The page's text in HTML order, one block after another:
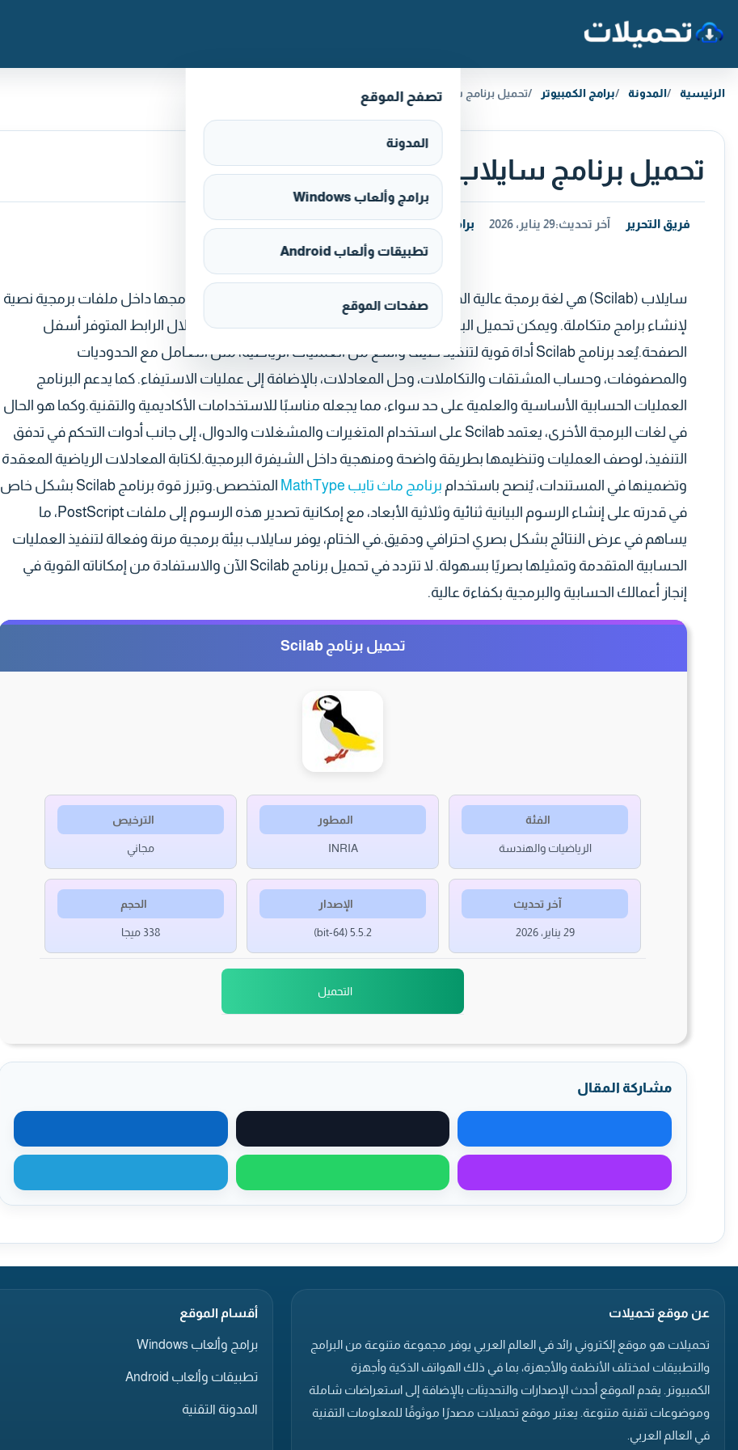
تصفح الموقع
المدونة
برامج وألعاب Windows
تطبيقات وألعاب Android
صفحات الموقع
الرئيسية المدونة برامج الكمبيوتر تحميل برنامج سايلاب Scilab للكمبيوتر مجانا
تحميل برنامج سايلاب Scilab للكمبيوتر مجانا
فريق التحرير آخر تحديث:29 يناير، 2026 برامج الكمبيوتر
سايلاب (Scilab) هي لغة برمجة عالية المستوى تتيح تنفيذ مختلف العمليات الحسابية ودمجها داخل ملفات برمجية نصية
لإنشاء برامج متكاملة. ويمكن تحميل البرنامج مجانًا على جهاز الكمبيوتر الخاص بك من خلال الرابط المتوفر أسفل
الصفحة.يُعد برنامج Scilab أداة قوية لتنفيذ طيف واسع من العمليات الرياضية، مثل التعامل مع الحدوديات
والمصفوفات، وحساب المشتقات والتكاملات، وحل المعادلات، بالإضافة إلى عمليات الاستيفاء. كما يدعم البرنامج
العمليات الحسابية الأساسية والعلمية على حد سواء، مما يجعله مناسبًا للاستخدامات الأكاديمية والتقنية.وكما هو الحال
في لغات البرمجة الأخرى، يعتمد Scilab على استخدام المتغيرات والمشغلات والدوال، إلى جانب أدوات التحكم في تدفق
التنفيذ، لوصف العمليات وتنظيمها بطريقة واضحة ومنهجية داخل الشيفرة البرمجية.لكتابة المعادلات الرياضية المعقدة
وتضمينها في المستندات، يُنصح باستخدام برنامج ماث تايب MathType
المتخصص.وتبرز قوة برنامج Scilab بشكل خاص
في قدرته على إنشاء الرسوم البيانية ثنائية وثلاثية الأبعاد، مع إمكانية تصدير هذه الرسوم إلى ملفات PostScript، ما
يساهم في عرض النتائج بشكل بصري احترافي ودقيق.في الختام، يوفر سايلاب بيئة برمجية مرنة وفعالة لتنفيذ العمليات
الحسابية المتقدمة وتمثيلها بصريًا بسهولة. لا تتردد في تحميل برنامج Scilab الآن والاستفادة من إمكاناته القوية في
إنجاز أعمالك الحسابية والبرمجية بكفاءة عالية.
تحميل برنامج Scilab
الفئة
الرياضيات والهندسة
المطور
INRIA
الترخيص
مجاني
آخر تحديث
29 يناير، 2026
الإصدار
5.5.2 (64-bit)
الحجم
338 ميجا
التحميل
مشاركة المقال
مشاركة على فيسبوك مشاركة على لينكدإن
مشاركة عبر ماسنجر مشاركة عبر واتساب مشاركة عبر تيليجرام
عن موقع تحميلات
تحميلات هو موقع إلكتروني رائد في العالم العربي يوفر مجموعة متنوعة من البرامج
والتطبيقات لمختلف الأنظمة والأجهزة، بما في ذلك الهواتف الذكية وأجهزة
الكمبيوتر. يقدم الموقع أحدث الإصدارات والتحديثات بالإضافة إلى استعراضات شاملة
وموضوعات تقنية متنوعة. يعتبر موقع تحميلات مصدرًا موثوقًا للمعلومات التقنية
في العالم العربي.
أقسام الموقع
برامج وألعاب Windows
تطبيقات وألعاب Android
المدونة التقنية